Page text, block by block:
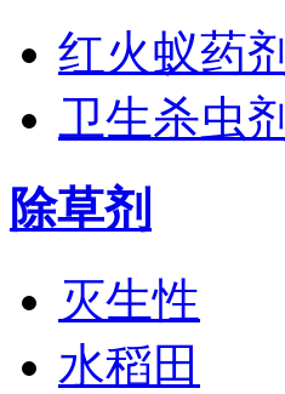
红火蚁药剂
卫生杀虫剂
除草剂
灭生性
水稻田